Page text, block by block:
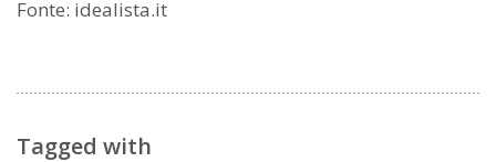
Fonte: idealista.it
Tagged with